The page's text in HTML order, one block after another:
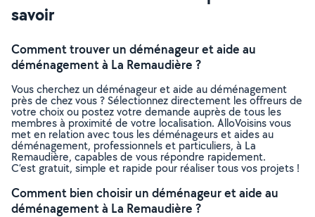
savoir
Comment trouver un déménageur et aide au
déménagement à La Remaudière ?
Vous cherchez un déménageur et aide au déménagement
près de chez vous ? Sélectionnez directement les offreurs de
votre choix ou postez votre demande auprès de tous les
membres à proximité de votre localisation. AlloVoisins vous
met en relation avec tous les déménageurs et aides au
déménagement, professionnels et particuliers, à La
Remaudière, capables de vous répondre rapidement.
C’est gratuit, simple et rapide pour réaliser tous vos projets !
Comment bien choisir un déménageur et aide au
déménagement à La Remaudière ?